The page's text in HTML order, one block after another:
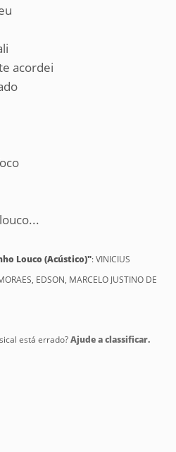
acordei
Louco (Acústico)": VINICIUS
EDSON, MARCELO JUSTINO DE
está errado?Ajude a classificar.